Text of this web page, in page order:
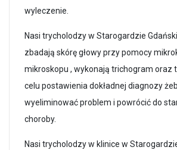
wyleczenie.
Nasi trycholodzy w Starogardzie
zbadają skórę głowy przy pomocy
mikroskopu , wykonają trichogram oraz
celu postawienia dokładnej diagnozy
wyeliminować problem i powrócić do
choroby.
Nasi trycholodzy w klinice w